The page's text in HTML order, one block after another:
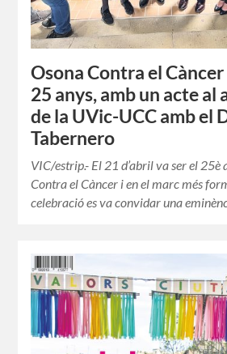
Osona Contra el
25 anys, amb un acte al
de la UVic-UCC amb el
Tabernero
VIC/estrip.- El 21 d’abril va ser el 25è
Contra el Càncer i en el marc més
celebració es va convidar una